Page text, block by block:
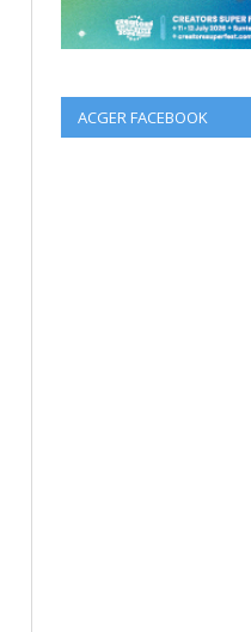
ACGER FACEBOOK